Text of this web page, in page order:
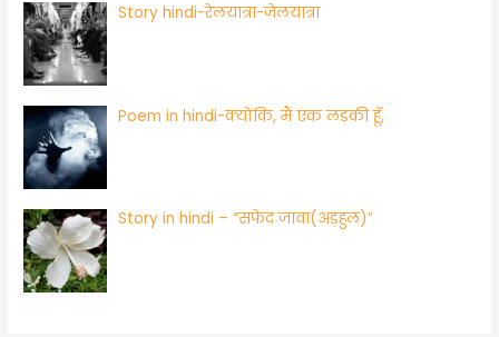
Story hindi-रेलयात्रा-जेलयात्रा
Poem in hindi-क्योंकि, मैं एक लड़की हूँ,
Story in hindi – “सफेद जावा(अड़हुल)”